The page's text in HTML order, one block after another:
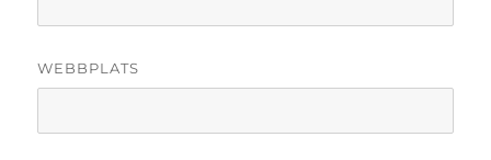
WEBBPLATS